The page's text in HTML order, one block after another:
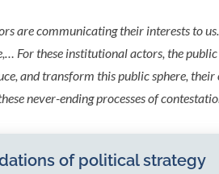
are communicating their interests to
For these institutional actors, the
and transform this public sphere,
never-ending processes of
of political strategy